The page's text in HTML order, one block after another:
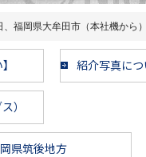
福岡県大牟田市（本社機から
紹介写真に
）
県筑後地方